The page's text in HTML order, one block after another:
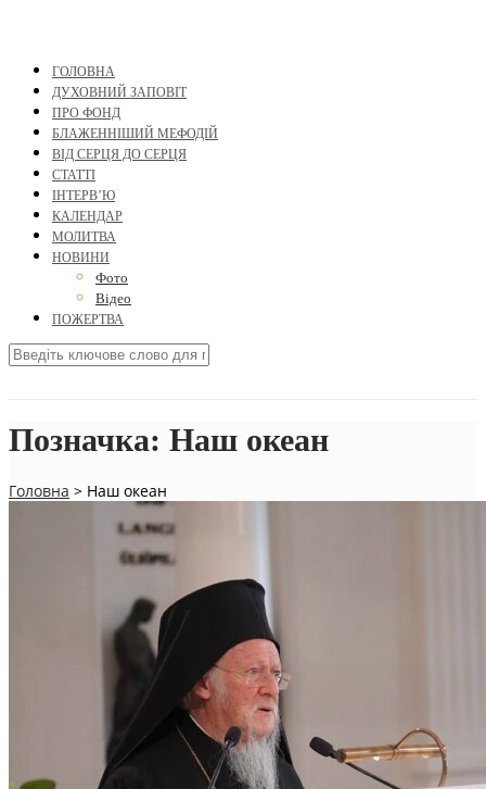
ГОЛОВНА
ДУХОВНИЙ ЗАПОВІТ
ПРО ФОНД
БЛАЖЕННІШИЙ МЕФОДІЙ
ВІД СЕРЦЯ ДО СЕРЦЯ
СТАТТІ
ІНТЕРВ’Ю
КАЛЕНДАР
МОЛИТВА
НОВИНИ
Фото
Відео
ПОЖЕРТВА
Позначка: Наш океан
Головна > Наш океан